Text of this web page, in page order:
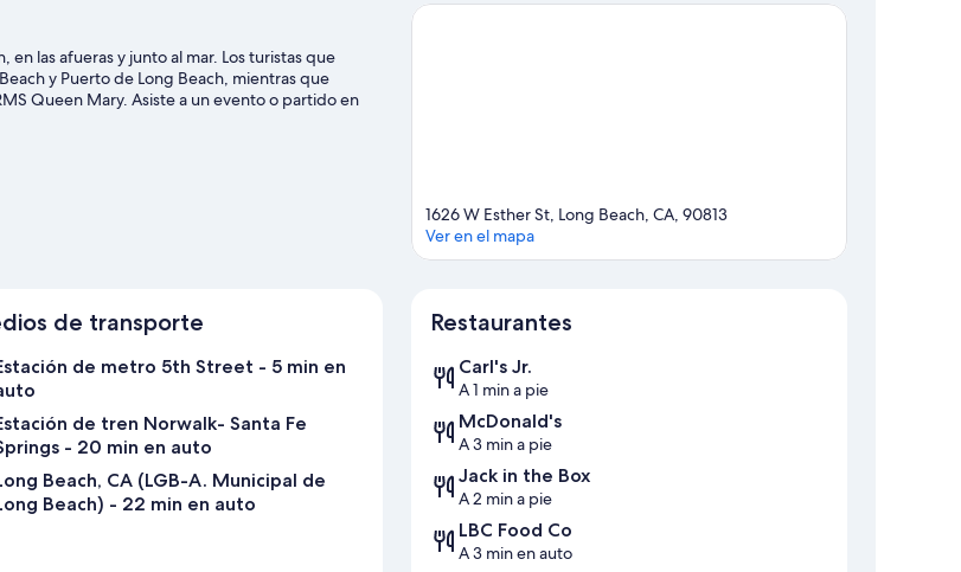
las afueras y junto al mar. Los turistas que
y Puerto de Long Beach, mientras que
Queen Mary. Asiste a un evento o partido en
conocer Acuario del Pacífico, una de las
1626 W Esther St, Long Beach, CA, 90813
Ver en el mapa
de transporte
de metro 5th Street - 5 min en
de tren Norwalk- Santa Fe
- 20 min en auto
Beach, CA (LGB-A. Municipal de
Beach) - 22 min en auto
Restaurantes
Carl's Jr.
A 1 min a pie
McDonald's
A 3 min a pie
Jack in the Box
A 2 min a pie
LBC Food Co
A 3 min en auto